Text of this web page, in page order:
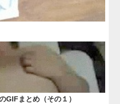
GIFまとめ（その１）